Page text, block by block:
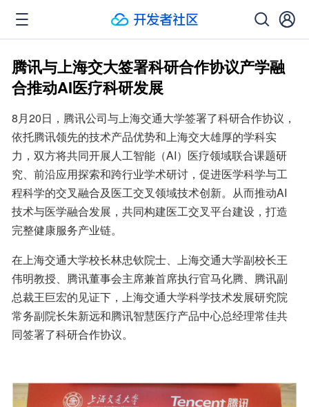
腾讯与上海交大签署科研合作协议产学融
合推动AI医疗科研发展
8月20日，腾讯公司与上海交通大学签署了科研合作协议，
依托腾讯领先的技术产品优势和上海交大雄厚的学科实
力，双方将共同开展人工智能（AI）医疗领域联合课题研
究、前沿应用探索和跨行业学术研讨，促进医学科学与工
程科学的交叉融合及医工交叉领域技术创新。从而推动AI
技术与医学融合发展，共同构建医工交叉平台建设，打造
完整健康服务产业链。
在上海交通大学校长林忠钦院士、上海交通大学副校长王
伟明教授、腾讯董事会主席兼首席执行官马化腾、腾讯副
总裁王巨宏的见证下，上海交通大学科学技术发展研究院
常务副院长朱新远和腾讯智慧医疗产品中心总经理常佳共
同签署了科研合作协议。